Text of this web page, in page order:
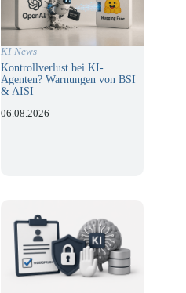
KI-News
Kontrollverlust bei KI-
Agenten? Warnungen von BSI
& AISI
06.08.2026